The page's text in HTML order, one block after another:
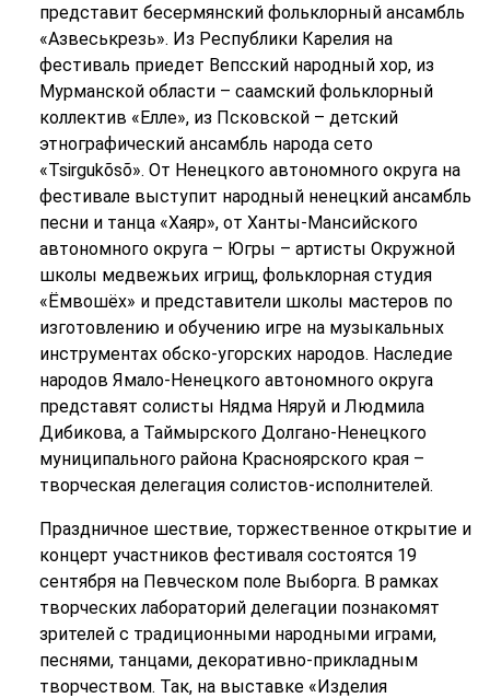
представит бесермянский фольклорный ансамбль
«Азвеськрезь». Из Республики Карелия на
фестиваль приедет Вепсский народный хор, из
Мурманской области – саамский фольклорный
коллектив «Елле», из Псковской – детский
этнографический ансамбль народа сето
«Tsirgukõsõ». От Ненецкого автономного округа на
фестивале выступит народный ненецкий ансамбль
песни и танца «Хаяр», от Ханты-Мансийского
автономного округа – Югры – артисты Окружной
школы медвежьих игрищ, фольклорная студия
«Ёмвошёх» и представители школы мастеров по
изготовлению и обучению игре на музыкальных
инструментах обско-угорских народов. Наследие
народов Ямало-Ненецкого автономного округа
представят солисты Нядма Няруй и Людмила
Дибикова, а Таймырского Долгано-Ненецкого
муниципального района Красноярского края –
творческая делегация солистов-исполнителей.
Праздничное шествие, торжественное открытие и
концерт участников фестиваля состоятся 19
сентября на Певческом поле Выборга. В рамках
творческих лабораторий делегации познакомят
зрителей с традиционными народными играми,
песнями, танцами, декоративно-прикладным
творчеством. Так, на выставке «Изделия